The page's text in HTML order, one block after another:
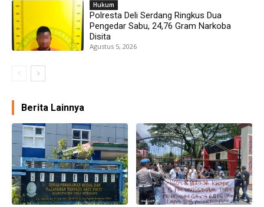
Hukum
Polresta Deli Serdang Ringkus Dua
Pengedar Sabu, 24,76 Gram Narkoba
Disita
Agustus 5, 2026
Berita Lainnya